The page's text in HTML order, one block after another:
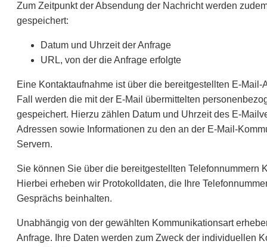
Zum Zeitpunkt der Absendung der Nachricht werden
gespeichert:
Datum und Uhrzeit der Anfrage
URL, von der die Anfrage erfolgte
Eine Kontaktaufnahme ist über die bereitgestellten E-
Fall werden die mit der E-Mail übermittelten
gespeichert. Hierzu zählen Datum und Uhrzeit des E-
Adressen sowie Informationen zu den an der E-Mail-
Servern.
Sie können Sie über die bereitgestellten Telefonnummern
Hierbei erheben wir Protokolldaten, die Ihre
Gesprächs beinhalten.
Unabhängig von der gewählten Kommunikationsart
Anfrage. Ihre Daten werden zum Zweck der individuellen